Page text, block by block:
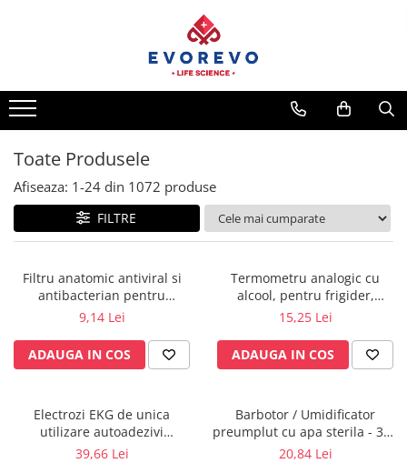
Nebulizatoare
Concentratoare oxigen
Senzori SpO2
Pulsoximetre
Capnometre
Lampi operatie
Negatoscoape
Holter EKG
Injectomate
CPAP si AUTOCPAP
Termometre
Higrometre
Toate Produsele
Afiseaza: 1-24 din 1072 produse
FILTRE
Filtru anatomic antiviral si
antibacterian pentru
spirometrie – int. Ø 27,5mm x
9,14 Lei
ADAUGA IN COS
Termometru analogic cu
alcool, pentru frigider,
congelator, vitrina frigorifica -
15,25 Lei
ADAUGA IN COS
Electrozi EKG de unica
utilizare autoadezivi
36x40mm cu capsa, pachet
39,66 Lei
Barbotor / Umidificator
preumplut cu apa sterila - 350
ml - Amsino
20,84 Lei